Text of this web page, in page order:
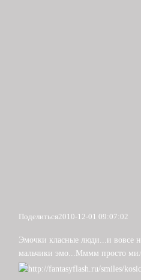
Поделиться2010-12-01 09:07:02
Эмочки класные люди...и вовсе
мальчики эмо...Мммм просто